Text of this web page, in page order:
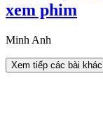
xem phim
Minh Anh
Xem tiếp các bài khác